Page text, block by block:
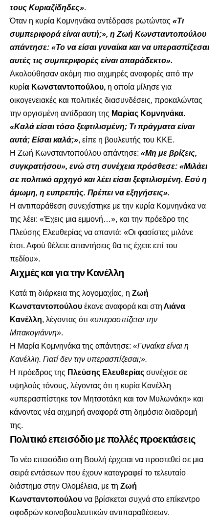
τους Κυριαζίδηδες».
Όταν η κυρία Κομνηνάκα αντέδρασε ρωτώντας «Τι
συμπεριφορά είναι αυτή;», η Ζωή Κωνσταντοπούλου
απάντησε: «Το να είσαι γυναίκα και να υπερασπίζεσαι
αυτές τις συμπεριφορές είναι απαράδεκτο».
Ακολούθησαν ακόμη πιο αιχμηρές αναφορές από την
κυρία Κωνσταντοπούλου, η οποία μίλησε για
οικογενειακές και πολιτικές διασυνδέσεις, προκαλώντας
την οργισμένη αντίδραση της Μαρίας Κομνηνάκα.
«Καλά είσαι τόσο ξεφτιλισμένη; Τι πράγματα είναι
αυτά; Είσαι καλά;», είπε η βουλευτής του ΚΚΕ.
Η Ζωή Κωνσταντοπούλου απάντησε: «Μη με βρίζεις,
συγκρατήσου», ενώ στη συνέχεια πρόσθεσε: «Μιλάει
σε πολιτικό αρχηγό και λέει είσαι ξεφτιλισμένη. Εσύ η
άμωμη, η ευπρεπής. Πρέπει να εξηγήσεις».
Η αντιπαράθεση συνεχίστηκε με την κυρία Κομνηνάκα να
της λέει: «Έχεις μια εμμονή…», και την πρόεδρο της
Πλεύσης Ελευθερίας να απαντά: «Οι φασίστες μιλάνε
έτσι. Αφού θέλετε απαντήσεις θα τις έχετε επί του
πεδίου».
Αιχμές και για την Κανέλλη
Κατά τη διάρκεια της λογομαχίας, η Ζωή
Κωνσταντοπούλου έκανε αναφορά και στη Λιάνα
Κανέλλη, λέγοντας ότι «υπερασπίζεται την
Μπακογιάννη».
Η Μαρία Κομνηνάκα της απάντησε: «Γυναίκα είναι η
Κανέλλη. Γιατί δεν την υπερασπίζεσαι;».
Η πρόεδρος της Πλεύσης Ελευθερίας συνέχισε σε
υψηλούς τόνους, λέγοντας ότι η κυρία Κανέλλη
«υπερασπίστηκε τον Μητσοτάκη και τον Μυλωνάκη» και
κάνοντας νέα αιχμηρή αναφορά στη δημόσια διαδρομή
της.
Πολιτικό επεισόδιο με πολλές προεκτάσεις
Το νέο επεισόδιο στη Βουλή έρχεται να προστεθεί σε μια
σειρά εντάσεων που έχουν καταγραφεί το τελευταίο
διάστημα στην Ολομέλεια, με τη Ζωή
Κωνσταντοπούλου να βρίσκεται συχνά στο επίκεντρο
σφοδρών κοινοβουλευτικών αντιπαραθέσεων.